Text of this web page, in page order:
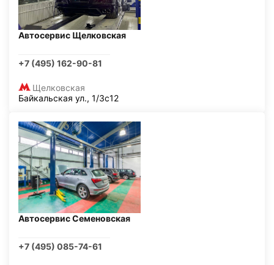
Автосервис Щелковская
+7 (495) 162-90-81
Щелковская
Байкальская ул., 1/3с12
Автосервис Семеновская
+7 (495) 085-74-61